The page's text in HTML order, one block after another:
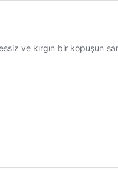
ve kırgın bir kopuşun